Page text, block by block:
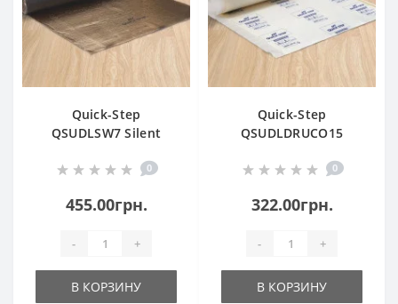
Quick-Step
QSUDLSW7 Silent
0
455.00грн.
- +
В КОРЗИНУ
Quick-Step
QSUDLDRUCO15
0
322.00грн.
- +
В КОРЗИНУ